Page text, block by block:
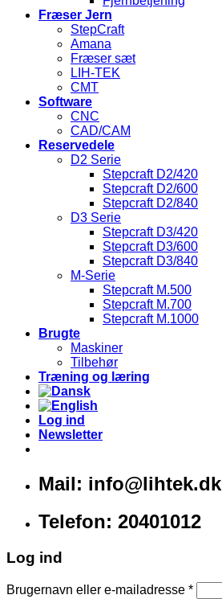
Fræser Jern
StepCraft
Amana
Fræser sæt
LIH-TEK
CMT
Software
CNC
CAD/CAM
Reservedele
D2 Serie
Stepcraft D2/420
Stepcraft D2/600
Stepcraft D2/840
D3 Serie
Stepcraft D3/420
Stepcraft D3/600
Stepcraft D3/840
M-Serie
Stepcraft M.500
Stepcraft M.700
Stepcraft M.1000
Brugte
Maskiner
Tilbehør
Træning og læring
Log ind
Newsletter
Mail: info@lihtek.dk
Telefon: 20401012
Log ind
Brugernavn eller e-mailadresse *